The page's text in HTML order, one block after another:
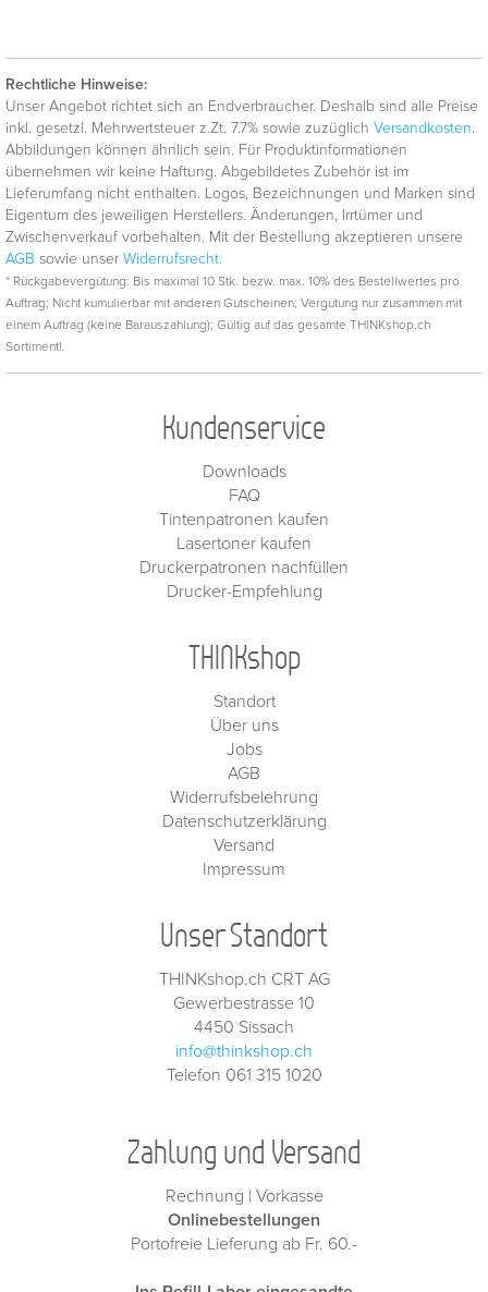
Rechtliche Hinweise:
Unser Angebot richtet sich an Endverbraucher. Deshalb sind alle Preise
inkl. gesetzl. Mehrwertsteuer z.Zt. 7.7% sowie zuzüglich Versandkosten.
Abbildungen können ähnlich sein. Für Produktinformationen
übernehmen wir keine Haftung. Abgebildetes Zubehör ist im
Lieferumfang nicht enthalten. Logos, Bezeichnungen und Marken sind
Eigentum des jeweiligen Herstellers. Änderungen, Irrtümer und
Zwischenverkauf vorbehalten. Mit der Bestellung akzeptieren unsere
AGB sowie unser Widerrufsrecht.
* Rückgabevergütung: Bis maximal 10 Stk. bezw. max. 10% des Bestellwertes pro
Auftrag; Nicht kumulierbar mit anderen Gutscheinen; Vergütung nur zusammen mit
einem Auftrag (keine Barauszahlung); Gültig auf das gesamte THINKshop.ch
Sortiment!.
Kundenservice
Downloads
FAQ
Tintenpatronen kaufen
Lasertoner kaufen
Druckerpatronen nachfüllen
Drucker-Empfehlung
THINKshop
Standort
Über uns
Jobs
AGB
Widerrufsbelehrung
Datenschutzerklärung
Versand
Impressum
Unser Standort
THINKshop.ch CRT AG
Gewerbestrasse 10
4450 Sissach
info@thinkshop.ch
Telefon 061 315 1020
Zahlung und Versand
Rechnung | Vorkasse
Onlinebestellungen
Portofreie Lieferung ab Fr. 60.-